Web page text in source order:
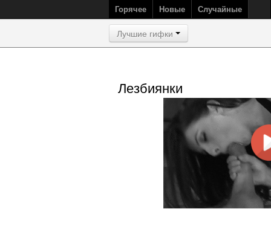
Горячее Новые Случайные
Лучшие гифки
Лезбиянки